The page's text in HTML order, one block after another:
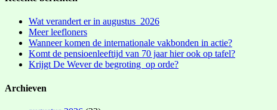
Wat verandert er in augustus 2026
Meer leefloners
Wanneer komen de internationale vakbonden in actie?
Komt de pensioenleeftijd van 70 jaar hier ook op tafel?
Krijgt De Wever de begroting op orde?
Archieven